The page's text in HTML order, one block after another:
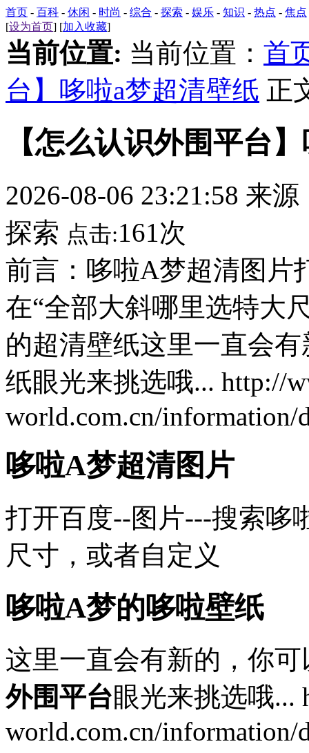
首页 - 百科 - 休闲 - 时尚 - 综合 - 探索 - 娱乐 - 知识 - 热点 - 焦点
[设为首页] [加入收藏]
当前位置: 当前位置： 首
台】哆啦a梦超清壁纸 正
【怎么认识外围平台
2026-08-06 23:21:58 来源
探索 点击:161次
前言：哆啦A梦超清图片
在“全部大斜哪里选特大
的超清壁纸这里一直会
纸眼光来挑选哦... http://
world.com.cn/information/
哆啦A梦超清图片
打开百度--图片---搜索哆
尺寸，或者自定义
哆啦A梦的哆啦壁纸
这里一直会有新的，你
外围平台眼光来挑选哦...
world.com.cn/information/